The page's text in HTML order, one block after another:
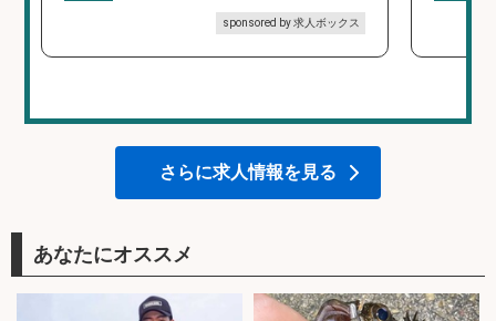
sponsored by 求人ボックス
さらに求人情報を見る
あなたにオススメ